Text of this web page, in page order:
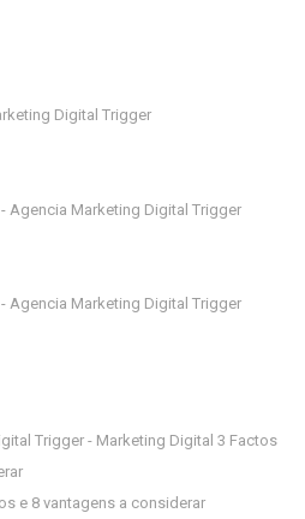
e 8 vantagens a considerar